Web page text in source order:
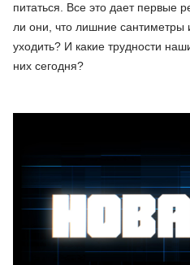
питаться. Все это дает первые
ли они, что лишние сантиметры
уходить? И какие трудности
них сегодня?